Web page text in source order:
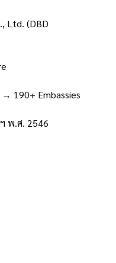
Ltd. (DBD
190+ Embassies
พ.ศ. 2546